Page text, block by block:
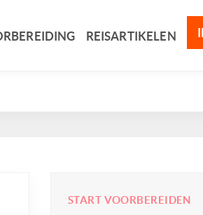
REISARTIKELEN
START VOORBEREIDEN